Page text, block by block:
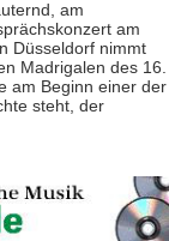
am
am
Düsseldorf nimmt
Madrigalen des 16.
am Beginn einer der
steht, der